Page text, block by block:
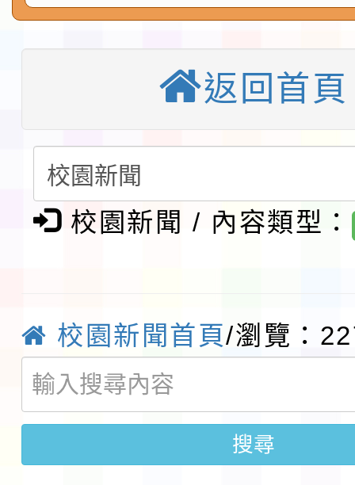
告(不再辦理後續甄選)
賽實施要點」1份
程安排一案
「桃園市補助參觀特色
展演活動實施計畫」
請一案
教育部校安中心白海豚
報
淨零綠領人才培育課程
檢送桃園市115學年度
程
函轉國家通訊傳播委員
鎮韌性（防空）演習－
速演練執行計畫」
「115年金融知識線上
法」
本校115學年度第1學
第3次招考代課鐘點教
檢送「桃園市115學年
返回首頁
校園新聞 / 內容類型：
校園新聞首頁/瀏覽：
搜尋